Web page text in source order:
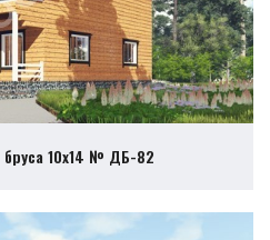
10х14 № ДБ-82